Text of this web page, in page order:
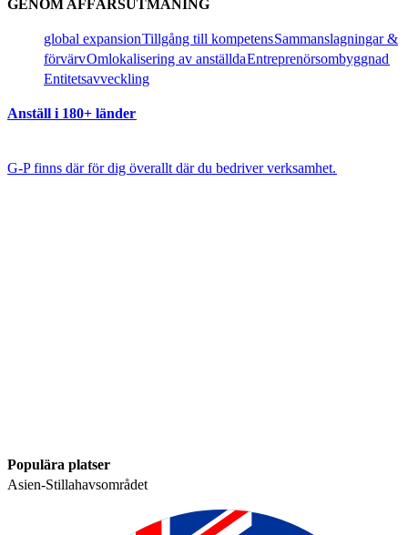
GENOM AFFÄRSUTMANING​​
global expansion​​Tillgång till kompetens​​Sammanslagningar &
förvärv​​Omlokalisering av anställda​​Entreprenörsombyggnad​​
Entitetsavveckling​​
Anställ i 180+ länder​​
G-P finns där för dig överallt där du bedriver verksamhet.​​
Populära platser​​
Asien-Stillahavsområdet​​